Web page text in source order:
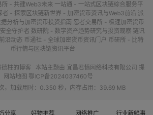
所 - 共建Web3未来 一站通 - 一站式区块链综合服务平
者 - 探索区块链新世界 - 加密货币资讯与Web3前沿 派
分析与加密货币投资指南 忍者交易所 - 极速加密货币
全守护者 数研院 - 数字资产趋势研究与投资观察 链讯
沿动态 币通社 - 全球加密货币资讯门户 币研所 - 比特
币行情与区块链资讯平台
德柱的博客 本站主题由 宜昌君慎网络科技有限公司 提
网站地图 鄂ICP备2024037460号
，加载用时：0.350 秒，内存占用：39.69 MB
分享 好物推荐 网络推广 行业新鲜事